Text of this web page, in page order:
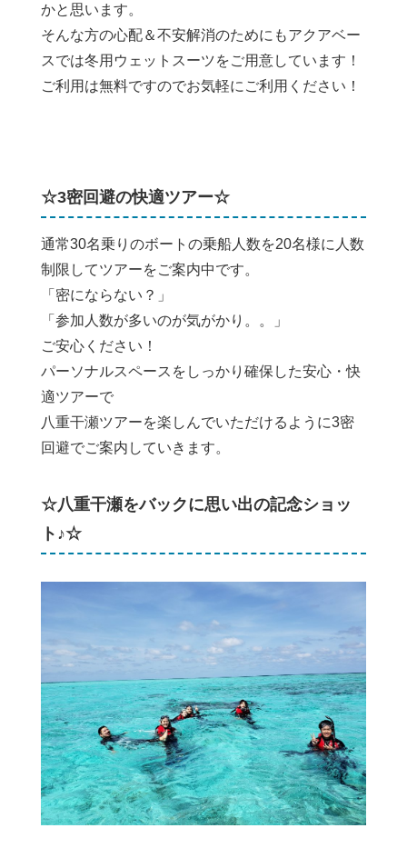
かと思います。
そんな方の心配＆不安解消のためにもアクアベー
スでは冬用ウェットスーツをご用意しています！
ご利用は無料ですのでお気軽にご利用ください！
☆3密回避の快適ツアー☆
通常30名乗りのボートの乗船人数を20名様に人数
制限してツアーをご案内中です。
「密にならない？」
「参加人数が多いのが気がかり。。」
ご安心ください！
パーソナルスペースをしっかり確保した安心・快
適ツアーで
八重干瀬ツアーを楽しんでいただけるように3密
回避でご案内していきます。
☆八重干瀬をバックに思い出の記念ショッ
ト♪☆